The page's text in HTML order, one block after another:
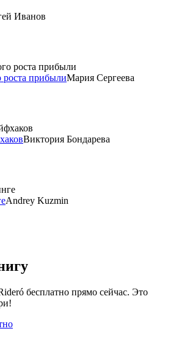
Иванов
роста прибылиМария Сергеева
Виктория Бондарева
Andrey Kuzmin
бесплатно прямо сейчас. Это